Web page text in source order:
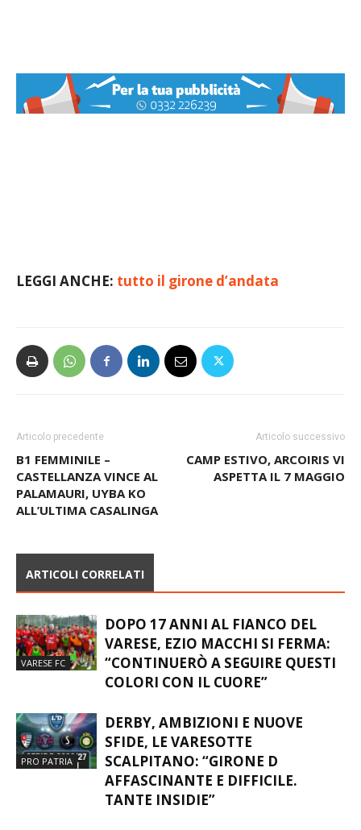
LEGGI ANCHE: tutto il girone d’andata
Articolo precedente
B1 FEMMINILE –
CASTELLANZA VINCE AL
PALAMAURI, UYBA KO
ALL’ULTIMA CASALINGA
Articolo successivo
CAMP ESTIVO, ARCOIRIS VI
ASPETTA IL 7 MAGGIO
ARTICOLI CORRELATI
VARESE FC
DOPO 17 ANNI AL FIANCO DEL
VARESE, EZIO MACCHI SI FERMA:
“CONTINUERÒ A SEGUIRE QUESTI
COLORI CON IL CUORE”
PRO PATRIA
DERBY, AMBIZIONI E NUOVE
SFIDE, LE VARESOTTE
SCALPITANO: “GIRONE D
AFFASCINANTE E DIFFICILE.
TANTE INSIDIE”